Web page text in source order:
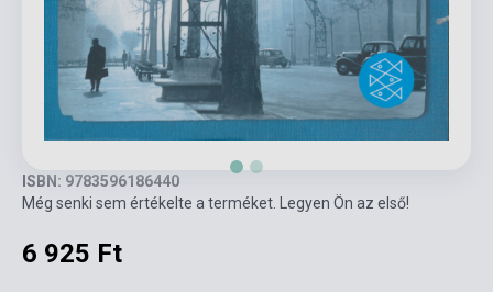
ISBN: 9783596186440
Még senki sem értékelte a terméket. Legyen Ön az első!
6 925 Ft